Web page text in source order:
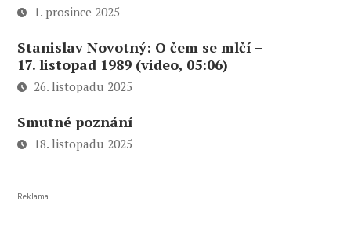
1. prosince 2025
Stanislav Novotný: O čem se mlčí –
17. listopad 1989 (video, 05:06)
26. listopadu 2025
Smutné poznání
18. listopadu 2025
Reklama